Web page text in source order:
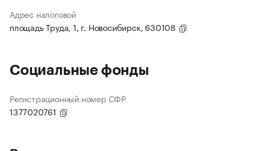
Адрес налоговой
площадь Труда, 1, г. Новосибирск, 630108
Социальные фонды
Регистрационный номер СФР
1377020761